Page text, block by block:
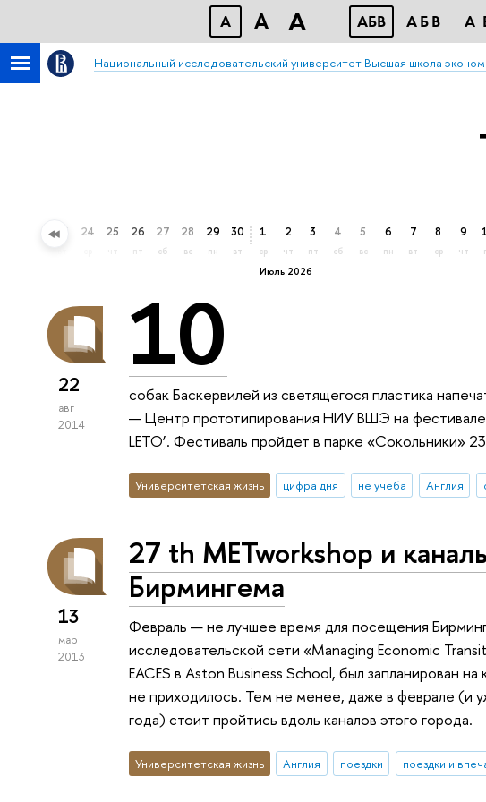
A A A АБВ АБВ
Национальный исследовательский университет Высшая школа
23 24 25 26
пт
27
сб
28
вс
29
пн
30
вт
Июль 2026
1
ср
2
чт
3
пт
4
сб
5
вс
6
пн
7
вт
8
ср
9
чт
22
авг
2014
10
собак Баскервилей из светящегося пластика
— Центр прототипирования НИУ ВШЭ на фестивале
LETO’. Фестиваль пройдет в парке «Сокольники» 23
Университетская жизнь цифра дня не учеба Англия
13
мар
2013
27 th METworkshop и
Бирмингема
Февраль — не лучшее время для посещения
исследовательской сети «Managing Economic
EACES в Aston Business School, был запланирован
не приходилось. Тем не менее, даже в феврале (и
года) стоит пройтись вдоль каналов этого города.
Университетская жизнь Англия поездки поездки и